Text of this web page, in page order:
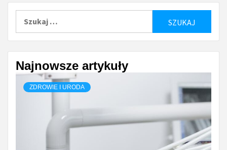
Najnowsze artykuły
ZDROWIE I URODA